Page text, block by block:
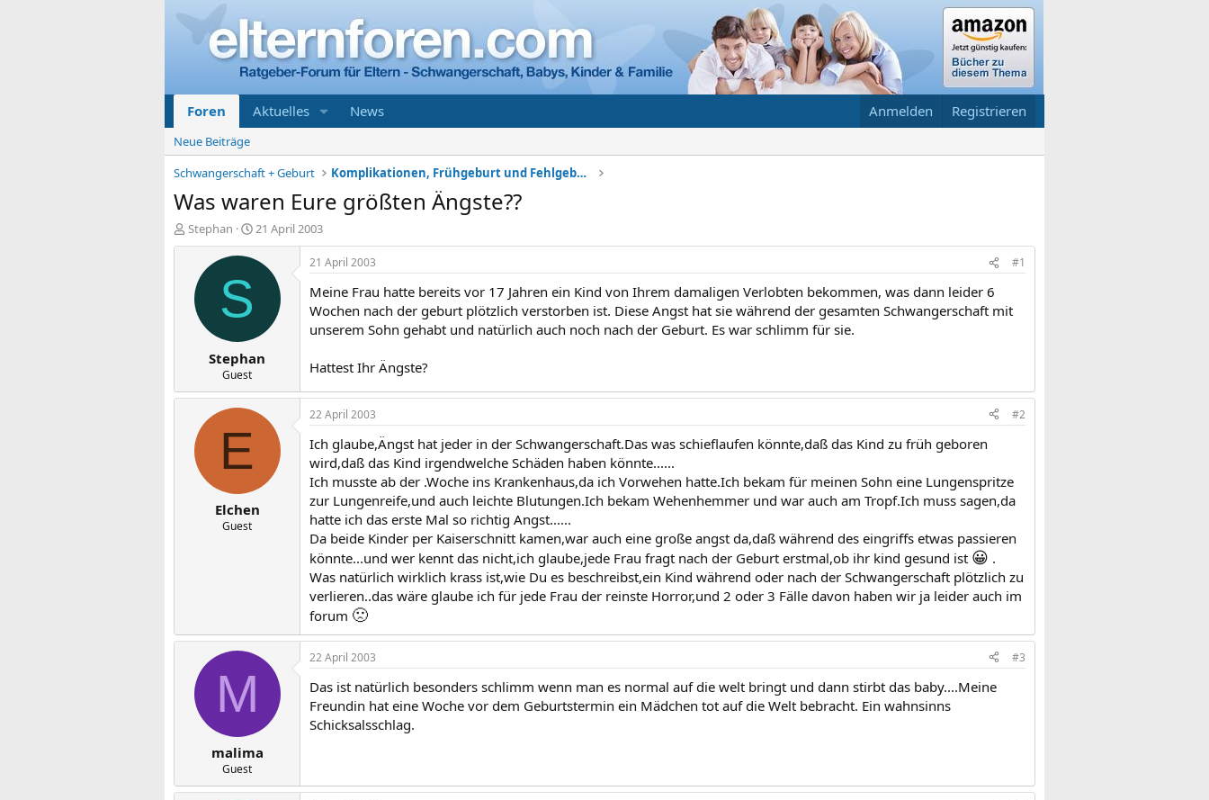
Foren Aktuelles News Anmelden Registrieren
Neue Beiträge
Schwangerschaft + Geburt
Komplikationen, Frühgeburt und Fehlgeburt
Was waren Eure größten Ängste??
E
r
Stephan
E
r
s
t
a
21 April 2003
S
Stephan
Guest
21 April 2003 #1
Meine Frau hatte bereits vor 17 Jahren ein Kind von Ihrem damaligen Verlobten bekommen, was dann leider 6
Wochen nach der geburt plötzlich verstorben ist. Diese Angst hat sie während der gesamten Schwangerschaft mit
unserem Sohn gehabt und natürlich auch noch nach der Geburt. Es war schlimm für sie.
Hattest Ihr Ängste?
E
Elchen
Guest
22 April 2003 #2
Ich glaube,Ängst hat jeder in der Schwangerschaft.Das was schieflaufen könnte,daß das Kind zu früh geboren
wird,daß das Kind irgendwelche Schäden haben könnte......
Ich musste ab der .Woche ins Krankenhaus,da ich Vorwehen hatte.Ich bekam für meinen Sohn eine Lungenspritze
zur Lungenreife,und auch leichte Blutungen.Ich bekam Wehenhemmer und war auch am Tropf.Ich muss sagen,da
hatte ich das erste Mal so richtig Angst......
Da beide Kinder per Kaiserschnitt kamen,war auch eine große angst da,daß während des eingriffs etwas passieren
könnte...und wer kennt das nicht,ich glaube,jede Frau fragt nach der Geburt erstmal,ob ihr kind gesund ist 😀 .
Was natürlich wirklich krass ist,wie Du es beschreibst,ein Kind während oder nach der Schwangerschaft plötzlich zu
verlieren..das wäre glaube ich für jede Frau der reinste Horror,und 2 oder 3 Fälle davon haben wir ja leider auch im
forum 🙁
M
malima
Guest
22 April 2003 #3
Das ist natürlich besonders schlimm wenn man es normal auf die welt bringt und dann stirbt das baby....Meine
Freundin hat eine Woche vor dem Geburtstermin ein Mädchen tot auf die Welt bebracht. Ein wahnsinns
Schicksalsschlag.